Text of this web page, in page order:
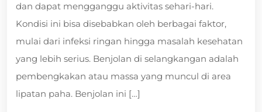
dan dapat mengganggu aktivitas sehari-hari.
Kondisi ini bisa disebabkan oleh berbagai faktor,
mulai dari infeksi ringan hingga masalah kesehatan
yang lebih serius. Benjolan di selangkangan adalah
pembengkakan atau massa yang muncul di area
lipatan paha. Benjolan ini […]